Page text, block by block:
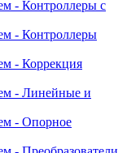
- Контроллеры с
- Контроллеры
- Коррекция
- Линейные и
- Опорное